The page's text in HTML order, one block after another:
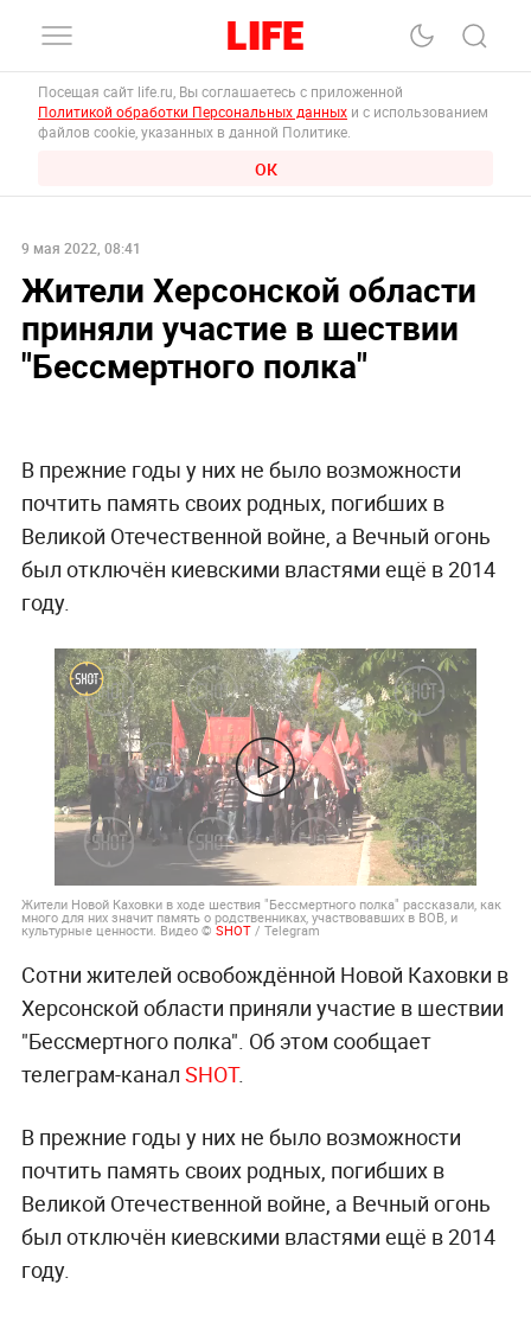
Посещая сайт life.ru, Вы соглашаетесь с приложенной
Политикой обработки Персональных данных и с использованием
файлов cookie, указанных в данной Политике.
ОК
9 мая 2022, 08:41
Жители Херсонской области
приняли участие в шествии
"Бессмертного полка"
В прежние годы у них не было возможности
почтить память своих родных, погибших в
Великой Отечественной войне, а Вечный огонь
был отключён киевскими властями ещё в 2014
году.
Жители Новой Каховки в ходе шествия "Бессмертного полка" рассказали, как
много для них значит память о родственниках, участвовавших в ВОВ, и
культурные ценности. Видео © SHOT/ Telegram
Сотни жителей освобождённой Новой Каховки в
Херсонской области приняли участие в шествии
"Бессмертного полка". Об этом сообщает
телеграм-канал SHOT.
В прежние годы у них не было возможности
почтить память своих родных, погибших в
Великой Отечественной войне, а Вечный огонь
был отключён киевскими властями ещё в 2014
году.